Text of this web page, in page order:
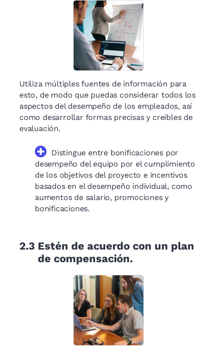
Utiliza múltiples fuentes de información para
esto, de modo que puedas considerar todos los
aspectos del desempeño de los empleados, así
como desarrollar formas precisas y creíbles de
evaluación.
Distingue entre bonificaciones por
desempeño del equipo por el cumplimiento
de los objetivos del proyecto e incentivos
basados en el desempeño individual, como
aumentos de salario, promociones y
bonificaciones.
2.3 Estén de acuerdo con un plan
de compensación.